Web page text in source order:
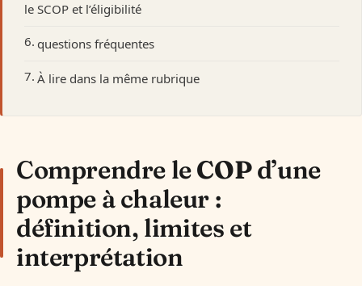
le SCOP et l’éligibilité
questions fréquentes
À lire dans la même rubrique
Comprendre leCOPd’une
pompe à chaleur :
définition, limites et
interprétation